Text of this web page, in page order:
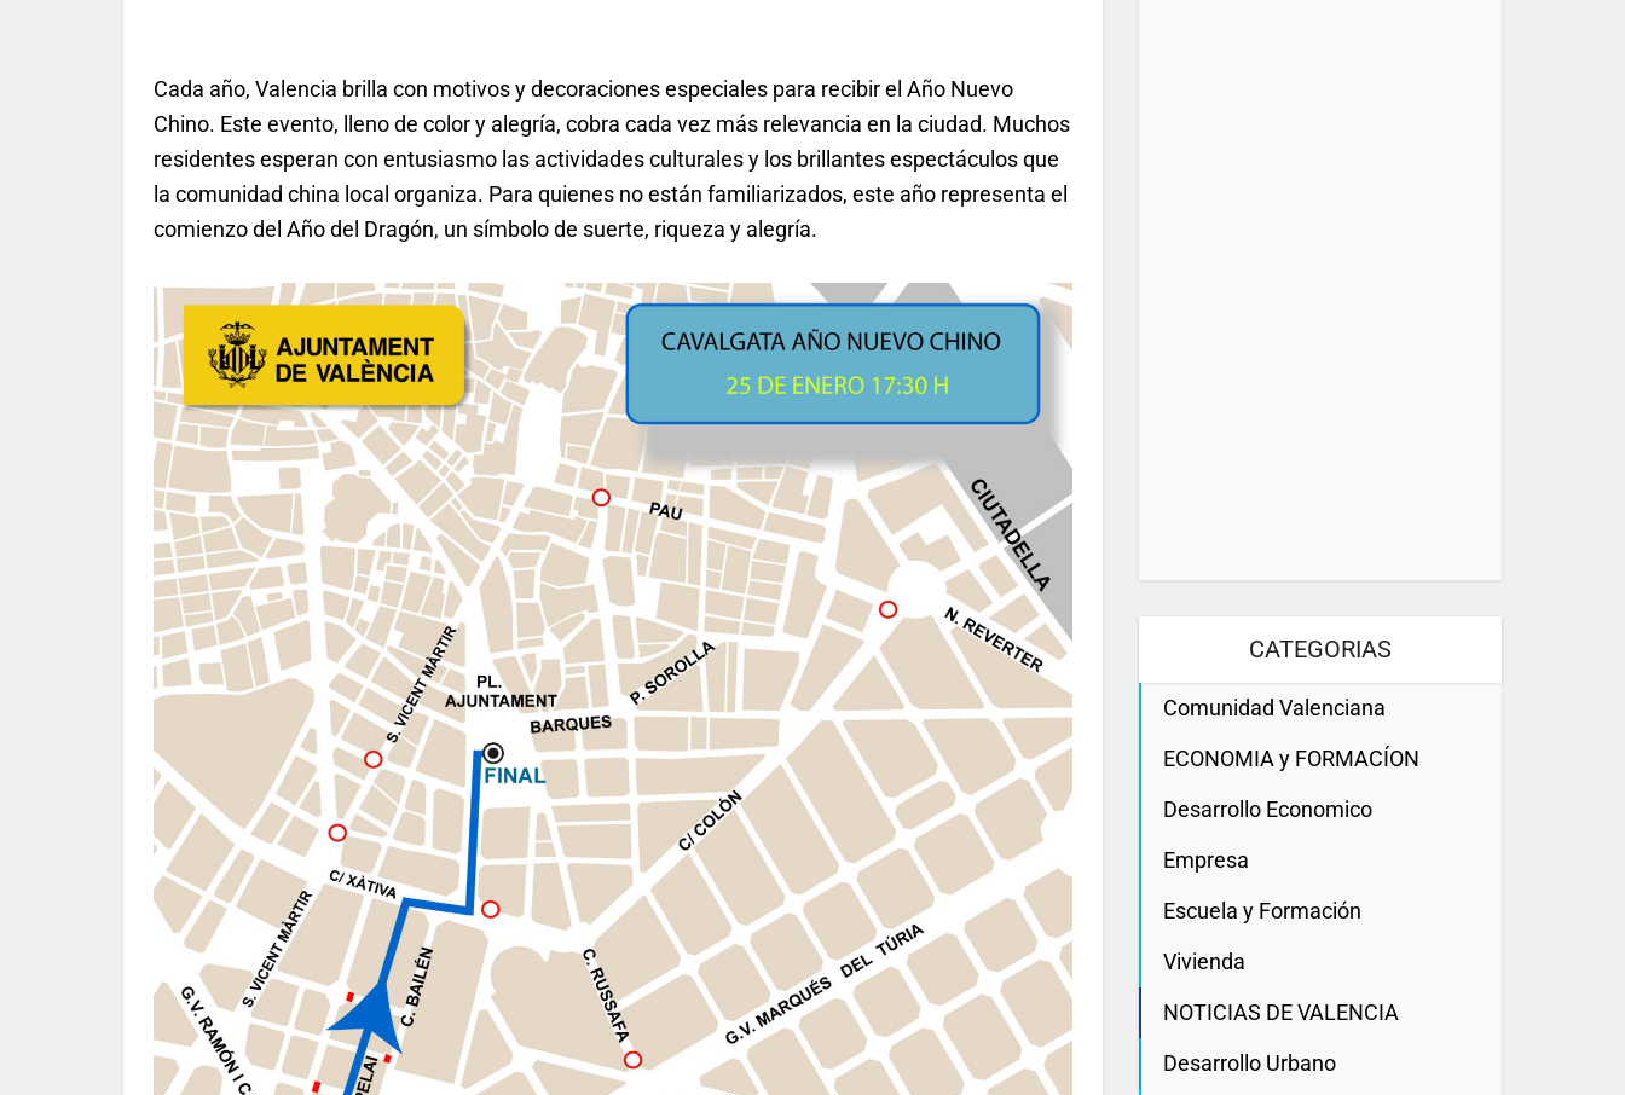
Cada año, Valencia brilla con motivos y decoraciones especiales para recibir el Año Nuevo
Chino. Este evento, lleno de color y alegría, cobra cada vez más relevancia en la ciudad. Muchos
residentes esperan con entusiasmo las actividades culturales y los brillantes espectáculos que
la comunidad china local organiza. Para quienes no están familiarizados, este año representa el
comienzo del Año del Dragón, un símbolo de suerte, riqueza y alegría.
CATEGORIAS
Comunidad Valenciana
ECONOMIA y FORMACÍON
Desarrollo Economico
Empresa
Escuela y Formación
Vivienda
NOTICIAS DE VALENCIA
Desarrollo Urbano